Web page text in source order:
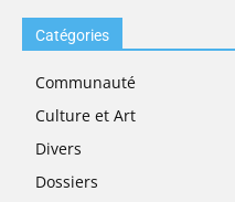
Catégories
Communauté
Culture et Art
Divers
Dossiers